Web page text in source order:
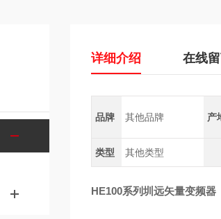
详细介绍 在线
品牌 其他品牌 产
类型 其他类型
HE100系列圳远矢量变频器